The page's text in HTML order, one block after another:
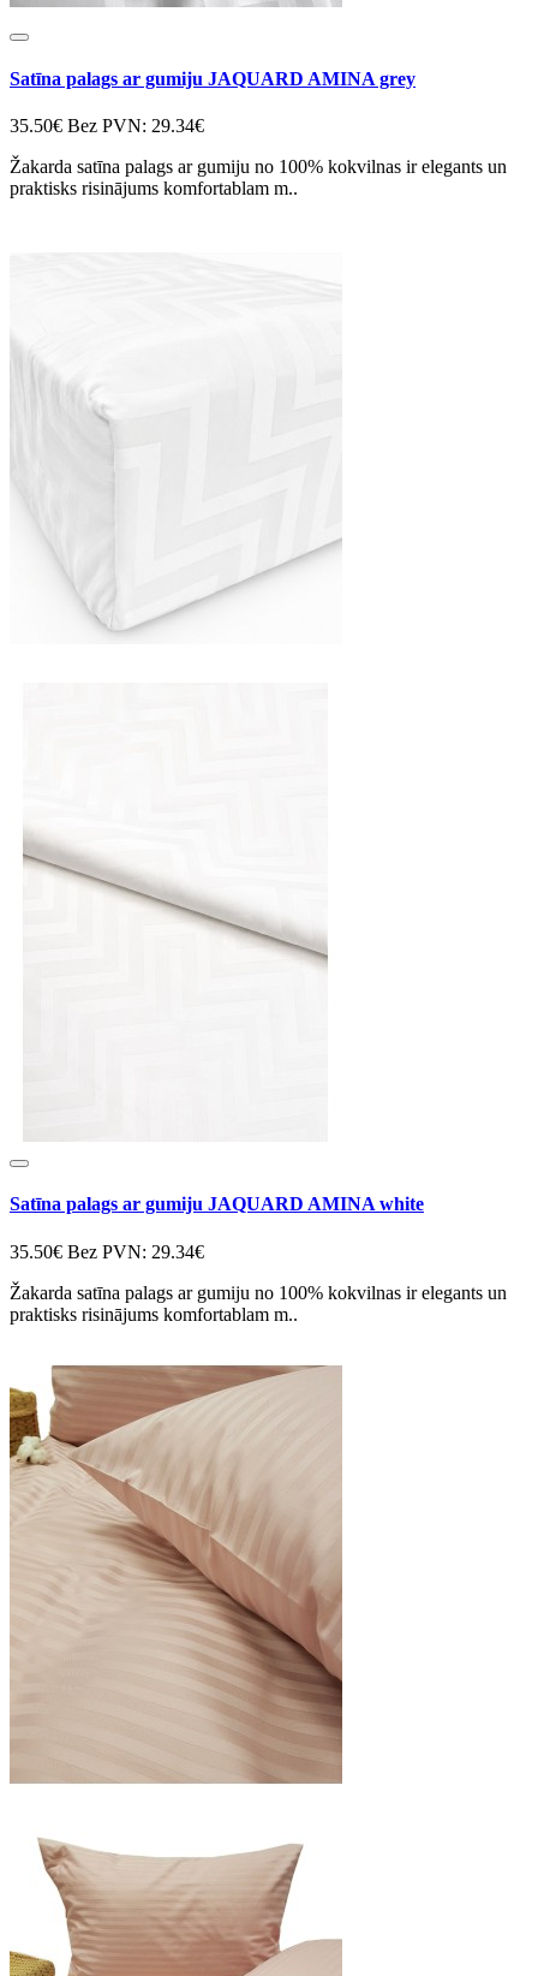
Satīna palags ar gumiju JAQUARD AMINA grey
35.50€ Bez PVN: 29.34€
Žakarda satīna palags ar gumiju no 100% kokvilnas ir elegants un
praktisks risinājums komfortablam m..
Satīna palags ar gumiju JAQUARD AMINA white
35.50€ Bez PVN: 29.34€
Žakarda satīna palags ar gumiju no 100% kokvilnas ir elegants un
praktisks risinājums komfortablam m..